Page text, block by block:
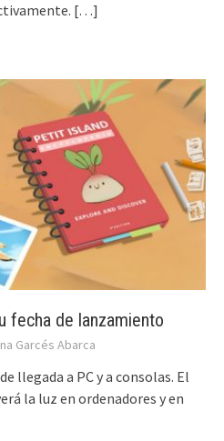
[…]
fecha de lanzamiento
Garcés Abarca
llegada a PC y a consolas. El
la luz en ordenadores y en